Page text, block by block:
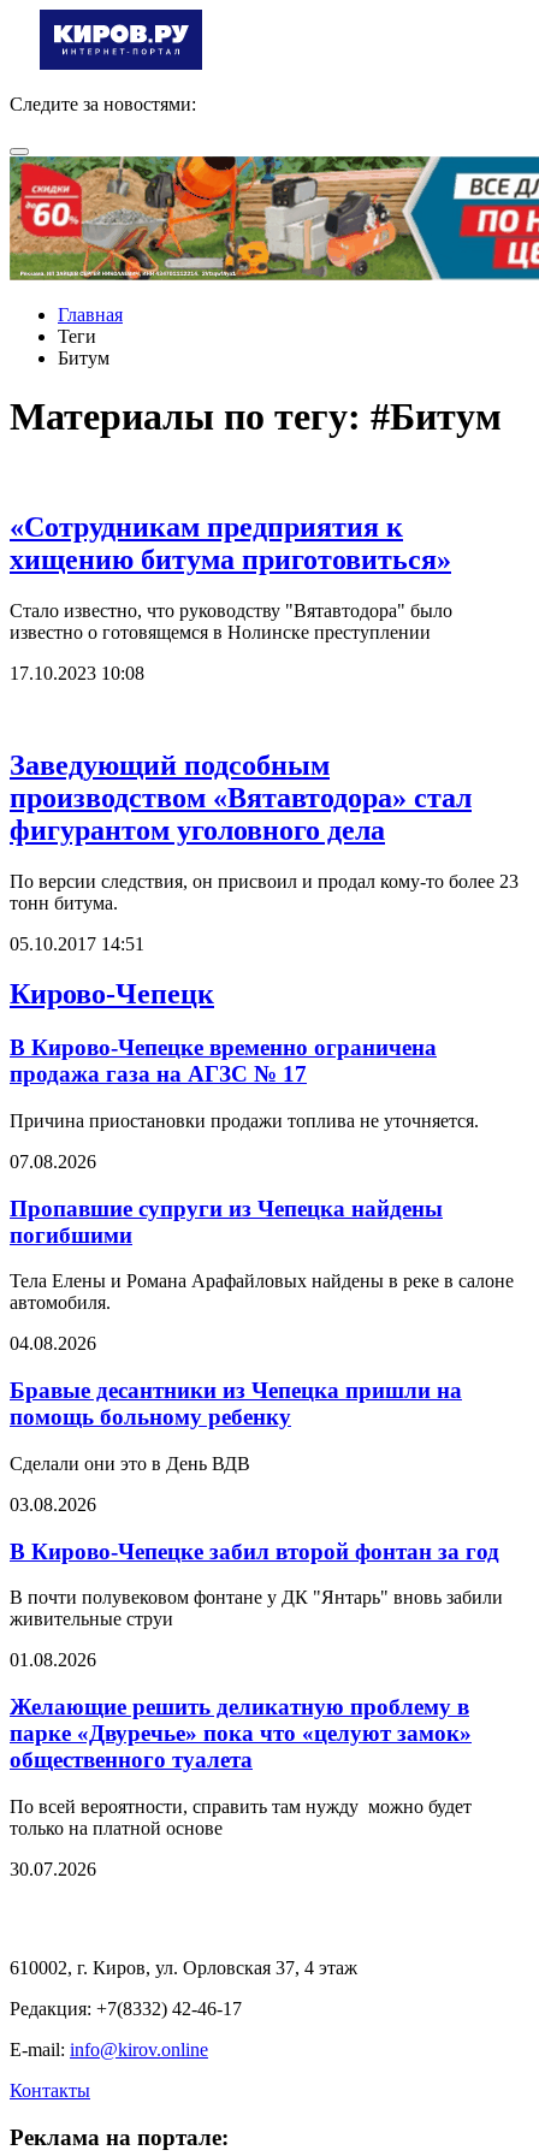
Следите за новостями:
Главная
Теги
Битум
Материалы по тегу: #Битум
«Сотрудникам предприятия к
хищению битума приготовиться»
Стало известно, что руководству "Вятавтодора" было
известно о готовящемся в Нолинске преступлении
17.10.2023 10:08
Заведующий подсобным
производством «Вятавтодора» стал
фигурантом уголовного дела
По версии следствия, он присвоил и продал кому-то более 23
тонн битума.
05.10.2017 14:51
Кирово-Чепецк
В Кирово-Чепецке временно ограничена
продажа газа на АГЗС № 17
Причина приостановки продажи топлива не уточняется.
07.08.2026
Пропавшие супруги из Чепецка найдены
погибшими
Тела Елены и Романа Арафайловых найдены в реке в салоне
автомобиля.
04.08.2026
Бравые десантники из Чепецка пришли на
помощь больному ребенку
Сделали они это в День ВДВ
03.08.2026
В Кирово-Чепецке забил второй фонтан за год
В почти полувековом фонтане у ДК "Янтарь" вновь забили
живительные струи
01.08.2026
Желающие решить деликатную проблему в
парке «Двуречье» пока что «целуют замок»
общественного туалета
По всей вероятности, справить там нужду можно будет
только на платной основе
30.07.2026
610002, г. Киров, ул. Орловская 37, 4 этаж
Редакция: +7(8332) 42-46-17
E-mail: info@kirov.online
Контакты
Реклама на портале: